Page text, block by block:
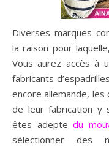
Diverses marques
la raison pour
Vous aurez accès à
fabricants
encore allemande,
de leur fabrication y
êtes adeptedu
sélectionner des